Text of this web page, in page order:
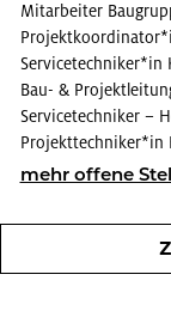
Mit­ar­bei­ter
Ser­vice­tech­ni­ker*in
Bau- &
Ser­vice­tech­ni­ker –
Pro­jekt­tech­ni­ker*in
mehr of­fe­ne